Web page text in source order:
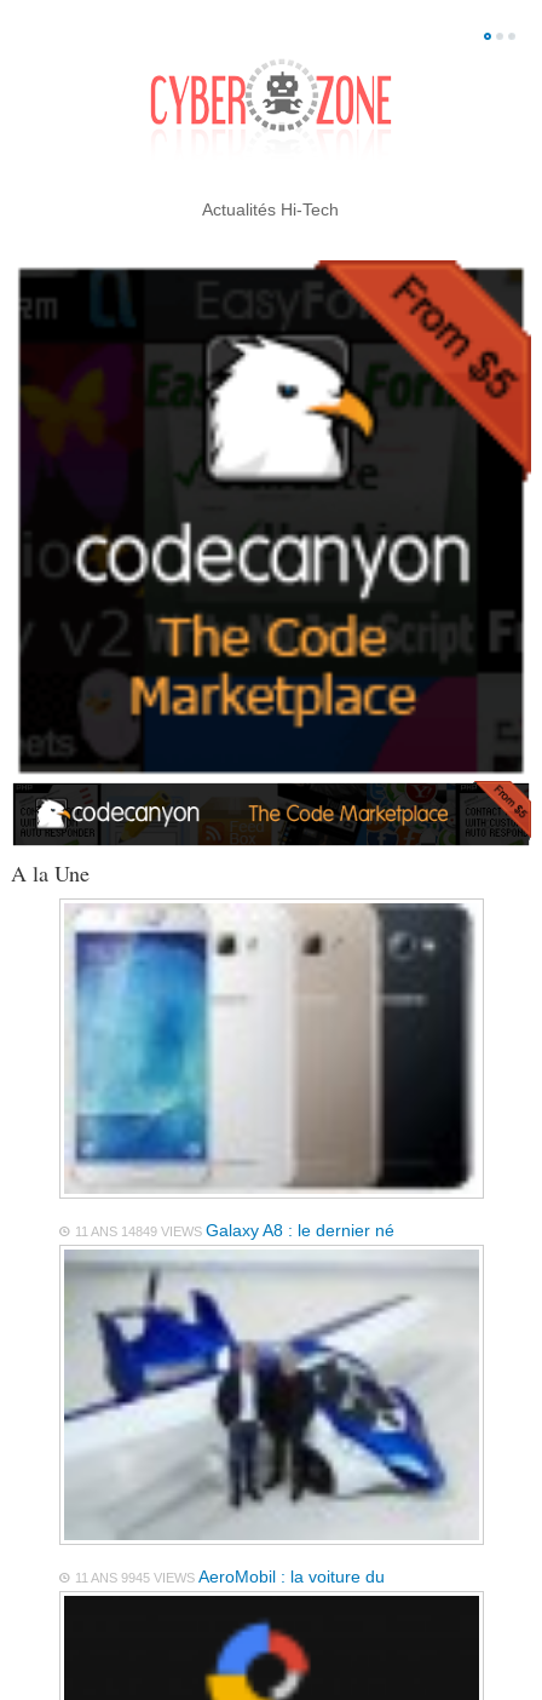
Actualités Hi-Tech
A la Une
11 ANS 14849 VIEWSGalaxy A8 : le dernier né
11 ANS9945 VIEWSAeroMobil : la voiture du